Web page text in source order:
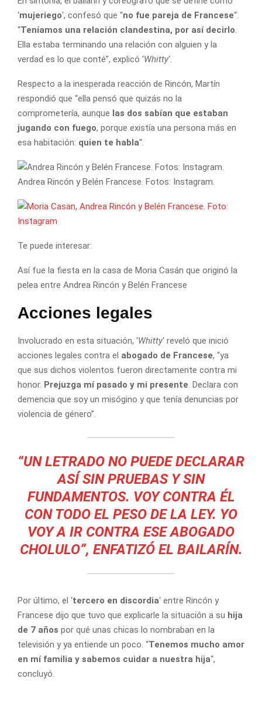
‘mujeriego‘, confesó que “no fue pareja de Francese“.
“Teníamos una relación clandestina, por así decirlo.
Ella estaba terminando una relación con alguien y la
verdad es lo que conté”, explicó ‘Whitty‘.
Respecto a la inesperada reacción de Rincón, Martín
respondió que “ella pensó que quizás no la
comprometería, aunque las dos sabían que estaban
jugando con fuego, porque existía una persona más en
esa habitación: quien te habla“.
Andrea Rincón y Belén Francese. Fotos: Instagram.
Te puede interesar:
Así fue la fiesta en la casa de Moria Casán que originó la
pelea entre Andrea Rincón y Belén Francese
Acciones legales
Involucrado en esta situación, ‘Whitty‘ reveló que inició
acciones legales contra el abogado de Francese, “ya
que sus dichos violentos fueron directamente contra mi
honor. Prejuzga mí pasado y mi presente. Declara con
demencia que soy un misógino y que tenía denuncias por
violencia de género”.
“UN LETRADO NO PUEDE DECLARAR
ASÍ SIN PRUEBAS Y SIN
FUNDAMENTOS. VOY CONTRA ÉL
CON TODO EL PESO DE LA LEY. YO
VOY A IR CONTRA ESE ABOGADO
CHOLULO”, ENFATIZÓ EL BAILARÍN.
Por último, el ‘tercero en discordia‘ entre Rincón y
Francese dijo que tuvo que explicarle la situación a su hija
de 7 años por qué unas chicas lo nombraban en la
televisión y ya entiende un poco. “Tenemos mucho amor
en mí familia y sabemos cuidar a nuestra hija“,
concluyó.